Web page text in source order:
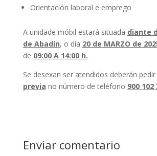
Orientación laboral e emprego
A unidade móbil estará situada diante
de Abadín, o día 20 de MARZO de
de 09:00 A 14:00 h.
Se desexan ser atendidos deberán pedir
previa no número de teléfono 900 102
Enviar comentario